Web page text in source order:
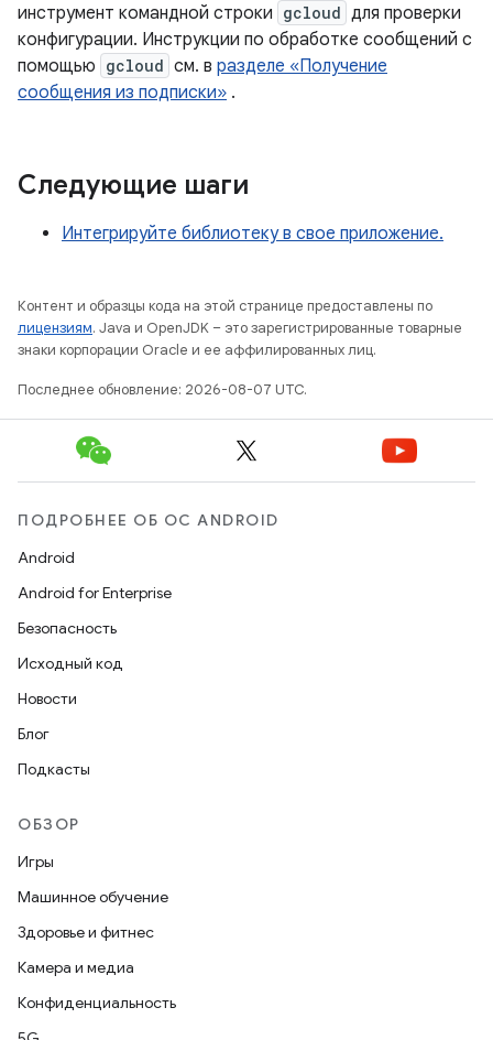
инструмент командной строки gcloud для проверки
конфигурации. Инструкции по обработке сообщений с
помощью gcloud см. в разделе «Получение
сообщения из подписки» .
Следующие шаги
Интегрируйте библиотеку в свое приложение.
Контент и образцы кода на этой странице предоставлены по
лицензиям. Java и OpenJDK – это зарегистрированные товарные
знаки корпорации Oracle и ее аффилированных лиц.
Последнее обновление: 2026-08-07 UTC.
ПОДРОБНЕЕ ОБ ОС ANDROID
Android
Android for Enterprise
Безопасность
Исходный код
Новости
Блог
Подкасты
ОБЗОР
Игры
Машинное обучение
Здоровье и фитнес
Камера и медиа
Конфиденциальность